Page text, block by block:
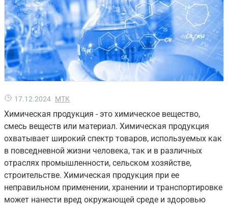
17.12.2024 МТК
Химическая продукция - это химическое вещество,
смесь веществ или материал. Химическая продукция
охватывает широкий спектр товаров, используемых как
в повседневной жизни человека, так и в различных
отраслях промышленности, сельском хозяйстве,
строительстве. Химическая продукция при ее
неправильном применении, хранении и транспортировке
может нанести вред окружающей среде и здоровью